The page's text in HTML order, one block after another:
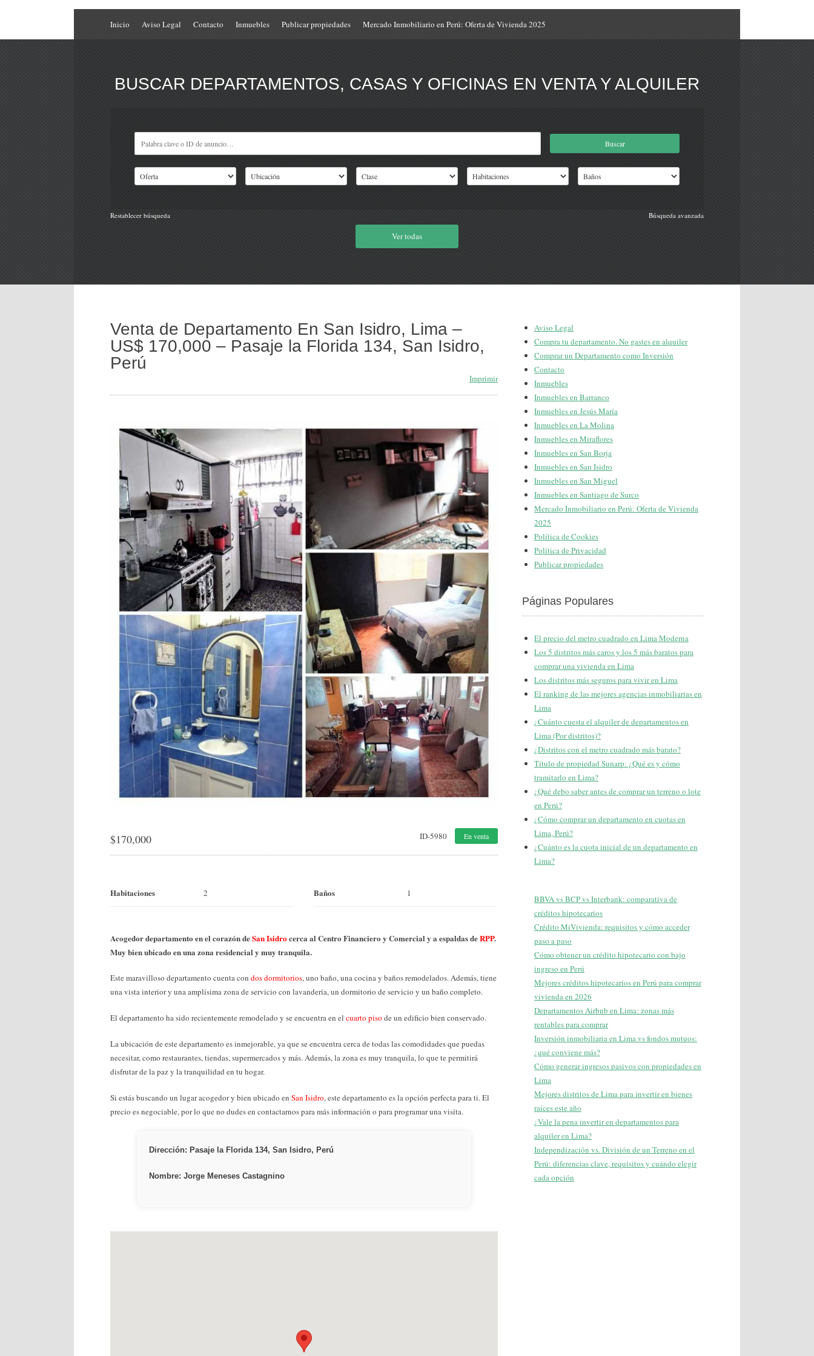
Inicio Aviso Legal Contacto Inmuebles Publicar propiedades Mercado Inmobiliario en Perú: Oferta de Vivienda 2025
BUSCAR DEPARTAMENTOS, CASAS Y OFICINAS EN VENTA Y ALQUILER
Búsqueda avanzada
Restablecer búsqueda
Ver todas
Venta de Departamento En San Isidro, Lima –
US$ 170,000 – Pasaje la Florida 134, San Isidro,
Perú
Imprimir
$170,000 ID-5980 En venta
Habitaciones 2 Baños 1
Acogedor departamento en el corazón deSan Isidrocerca al Centro Financiero y Comercial y a espaldas deRPP.
Muy bien ubicado en una zona residencial y muy tranquila.
Este maravilloso departamento cuenta con dos dormitorios, uno baño, una cocina y baños remodelados. Además, tiene
una vista interior y una amplísima zona de servicio con lavandería, un dormitorio de servicio y un baño completo.
El departamento ha sido recientemente remodelado y se encuentra en el cuarto piso de un edificio bien conservado.
La ubicación de este departamento es inmejorable, ya que se encuentra cerca de todas las comodidades que puedas
necesitar, como restaurantes, tiendas, supermercados y más. Además, la zona es muy tranquila, lo que te permitirá
disfrutar de la paz y la tranquilidad en tu hogar.
Si estás buscando un lugar acogedor y bien ubicado en San Isidro, este departamento es la opción perfecta para ti. El
precio es negociable, por lo que no dudes en contactarnos para más información o para programar una visita.
Dirección: Pasaje la Florida 134, San Isidro, Perú
Nombre: Jorge Meneses Castagnino
Aviso Legal
Compra tu departamento. No gastes en alquiler
Comprar un Departamento como Inversión
Contacto
Inmuebles
Inmuebles en Barranco
Inmuebles en Jesús María
Inmuebles en La Molina
Inmuebles en Miraflores
Inmuebles en San Borja
Inmuebles en San Isidro
Inmuebles en San Miguel
Inmuebles en Santiago de Surco
Mercado Inmobiliario en Perú: Oferta de Vivienda
2025
Política de Cookies
Política de Privacidad
Publicar propiedades
Páginas Populares
El precio del metro cuadrado en Lima Moderna
Los 5 distritos más caros y los 5 más baratos para
comprar una vivienda en Lima
Los distritos más seguros para vivir en Lima
El ranking de las mejores agencias inmobiliarias en
Lima
¿Cuánto cuesta el alquiler de departamentos en
Lima (Por distritos)?
¿Distritos con el metro cuadrado más barato?
Título de propiedad Sunarp: ¿Qué es y cómo
tramitarlo en Lima?
¿Qué debo saber antes de comprar un terreno o lote
en Perú?
¿Cómo comprar un departamento en cuotas en
Lima, Perú?
¿Cuánto es la cuota inicial de un departamento en
Lima?
BBVA vs BCP vs Interbank: comparativa de
créditos hipotecarios
Crédito MiVivienda: requisitos y cómo acceder
paso a paso
Cómo obtener un crédito hipotecario con bajo
ingreso en Perú
Mejores créditos hipotecarios en Perú para comprar
vivienda en 2026
Departamentos Airbnb en Lima: zonas más
rentables para comprar
Inversión inmobiliaria en Lima vs fondos mutuos:
¿qué conviene más?
Cómo generar ingresos pasivos con propiedades en
Lima
Mejores distritos de Lima para invertir en bienes
raíces este año
¿Vale la pena invertir en departamentos para
alquiler en Lima?
Independización vs. División de un Terreno en el
Perú: diferencias clave, requisitos y cuándo elegir
cada opción